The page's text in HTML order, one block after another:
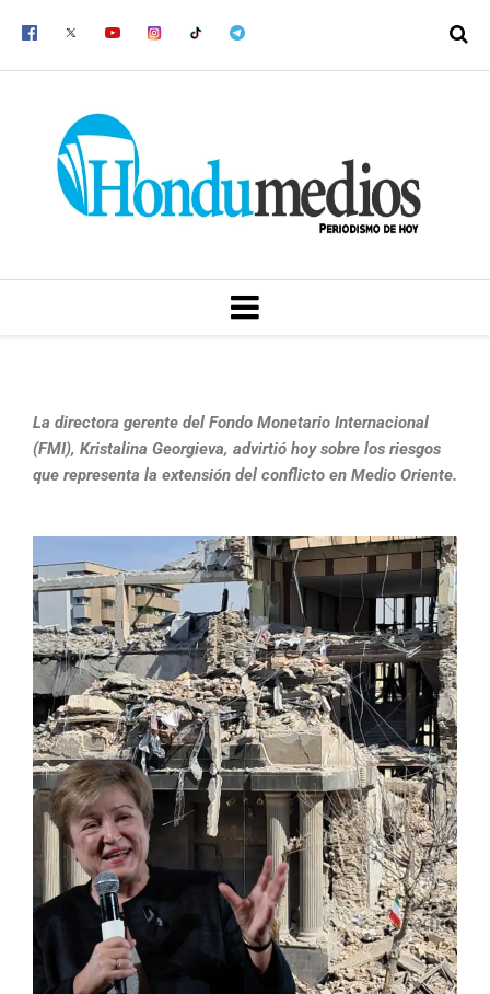
MENU
La directora gerente del Fondo Monetario Internacional
(FMI), Kristalina Georgieva, advirtió hoy sobre los riesgos
que representa la extensión del conflicto en Medio Oriente.